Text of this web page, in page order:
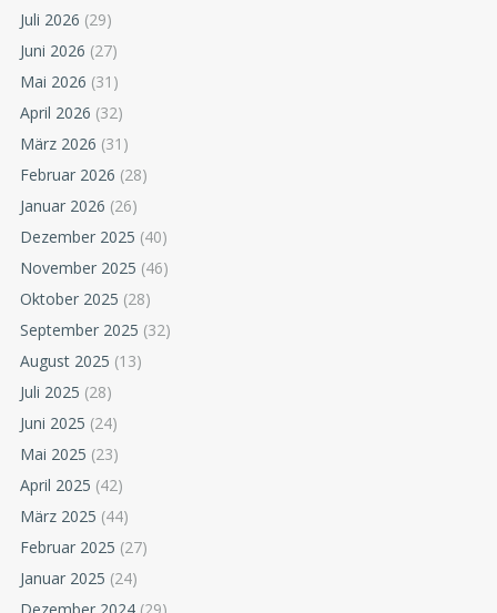
Juli 2026 (29)
Juni 2026 (27)
Mai 2026 (31)
April 2026 (32)
März 2026 (31)
Februar 2026 (28)
Januar 2026 (26)
Dezember 2025 (40)
November 2025 (46)
Oktober 2025 (28)
September 2025 (32)
August 2025 (13)
Juli 2025 (28)
Juni 2025 (24)
Mai 2025 (23)
April 2025 (42)
März 2025 (44)
Februar 2025 (27)
Januar 2025 (24)
Dezember 2024 (29)